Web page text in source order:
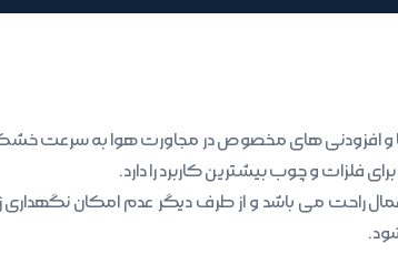
ها و افزودنی های مخصوص در مجاورت هوا به سرعت
برای فلزات و چوب بیشترین کاربرد را دارد.
راحت می باشد و از طرف دیگر عدم امکان نگهداری